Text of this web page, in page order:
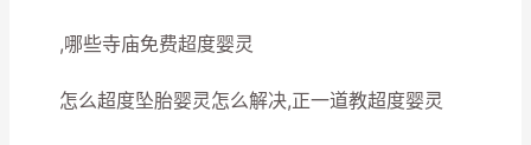
,哪些寺庙免费超度婴灵
怎么超度坠胎婴灵怎么解决,正一道教超度婴灵